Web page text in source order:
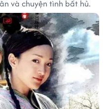
và chuyện tình bất hủ.